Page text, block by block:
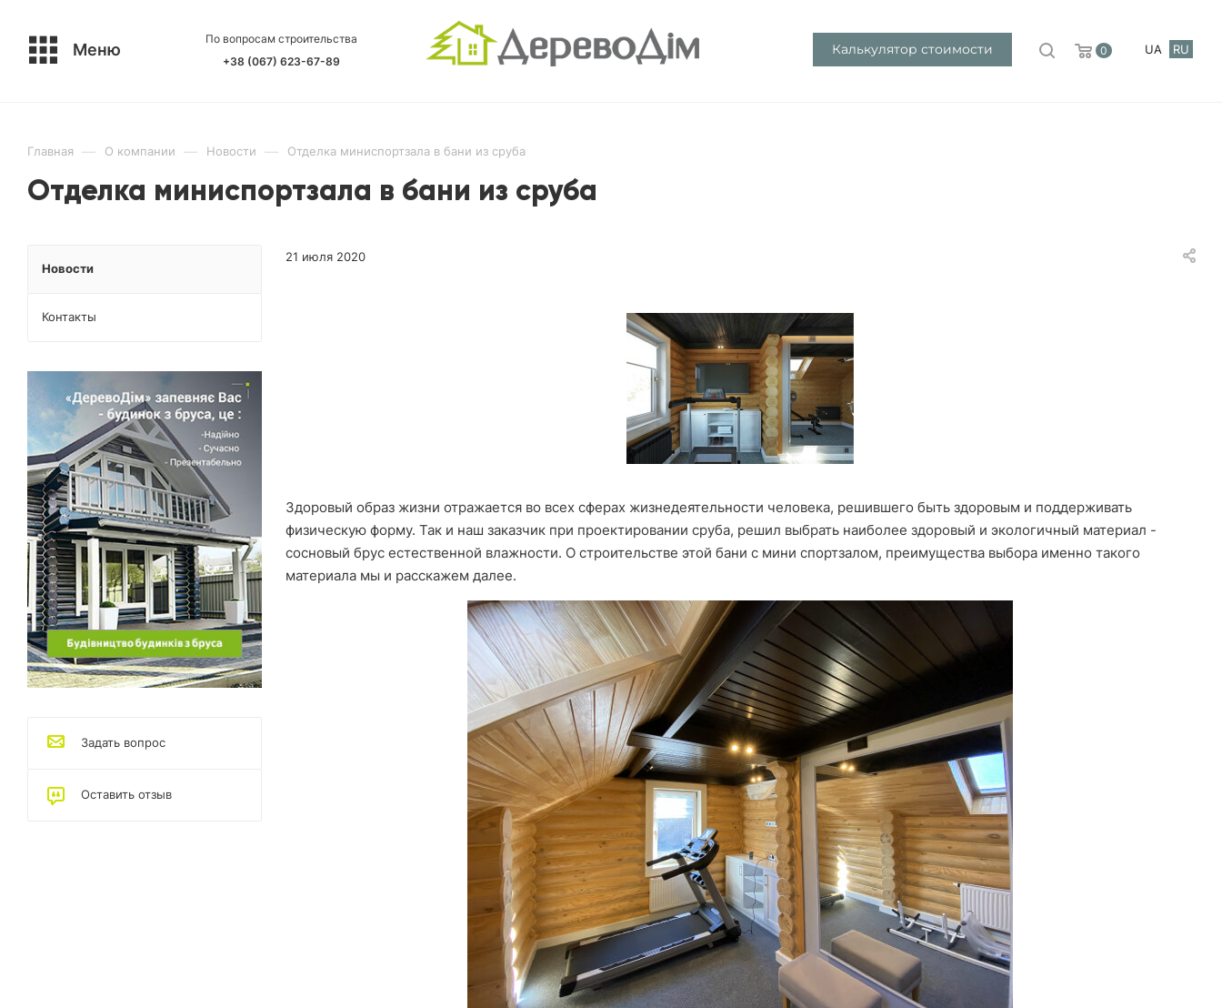
Меню
По вопросам строительства
+38 (067) 623-67-89
UA RU
0
Калькулятор стоимости
Главная — О компании — Новости — Отделка миниспортзала в бани из сруба
Отделка миниспортзала в бани из сруба
21 июля 2020
Здоровый образ жизни отражается во всех сферах жизнедеятельности человека, решившего быть здоровым и поддерживать
физическую форму. Так и наш заказчик при проектировании сруба, решил выбрать наиболее здоровый и экологичный материал -
сосновый брус естественной влажности. О строительстве этой бани с мини спортзалом, преимущества выбора именно такого
материала мы и расскажем далее.
Новости
Контакты
Задать вопрос
Оставить отзыв